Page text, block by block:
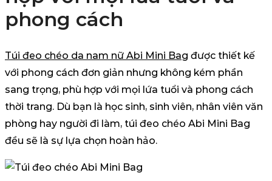
phong cách
Túi đeo chéo da nam nữ Abi Mini Bag được thiết kế
với phong cách đơn giản nhưng không kém phần
sang trọng, phù hợp với mọi lứa tuổi và phong cách
thời trang. Dù bạn là học sinh, sinh viên, nhân viên văn
phòng hay người đi làm, túi đeo chéo Abi Mini Bag
đều sẽ là sự lựa chọn hoàn hảo.